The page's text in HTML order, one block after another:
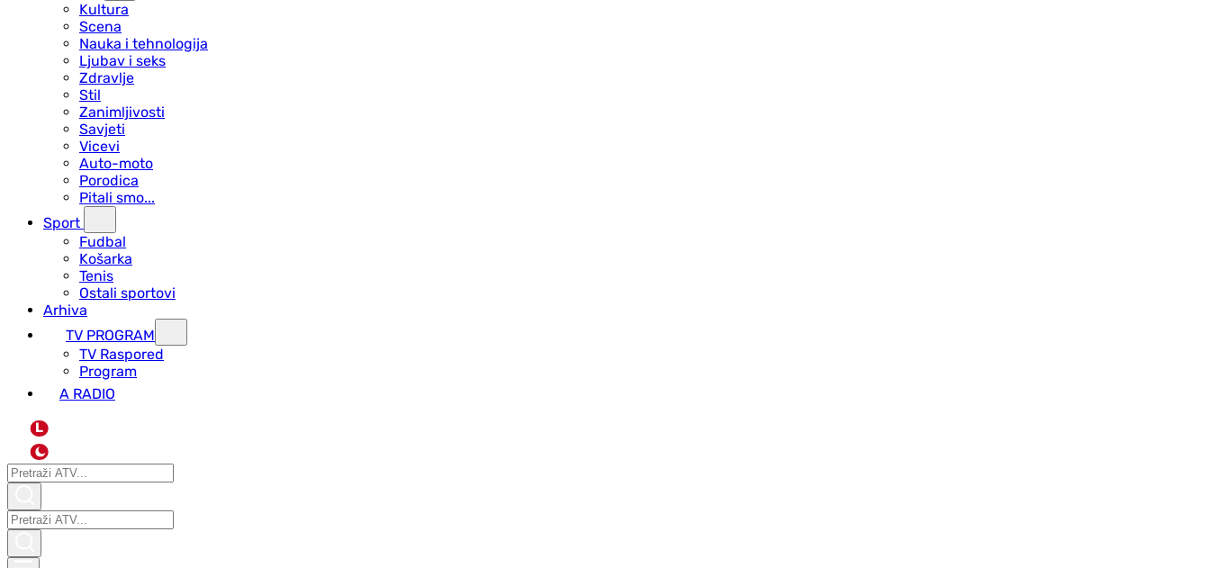
Kultura
Scena
Nauka i tehnologija
Ljubav i seks
Zdravlje
Stil
Zanimljivosti
Savjeti
Vicevi
Auto-moto
Porodica
Pitali smo...
Sport
Fudbal
Košarka
Tenis
Ostali sportovi
Arhiva
TV PROGRAM
ТV Raspored
Program
A RADIO
L